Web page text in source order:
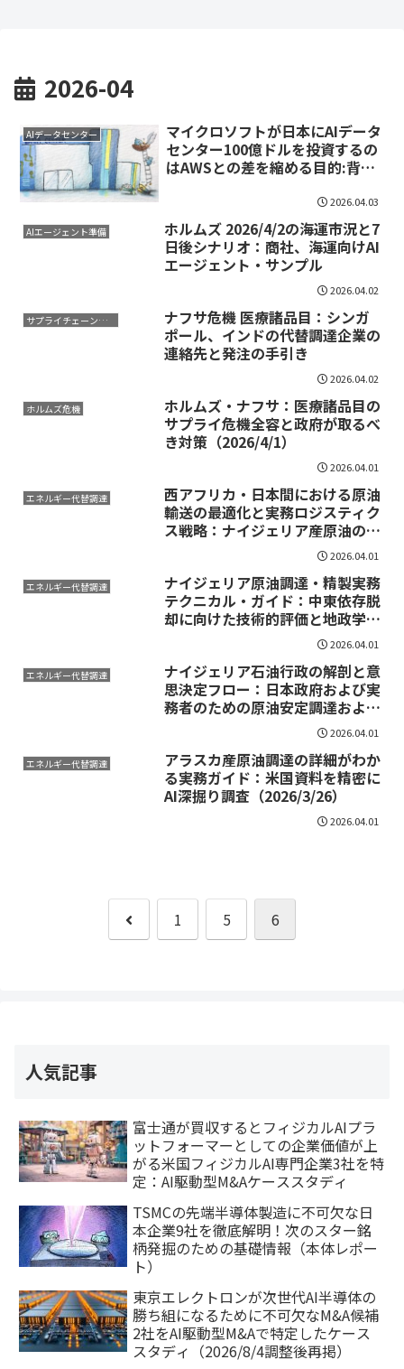
2026-04
AIデータセンター
マイクロソフトが日本にAIデータ
センター100億ドルを投資するの
はAWSとの差を縮める目的:背景
2026.04.03
AIエージェント準備
ホルムズ 2026/4/2の海運市況と7
日後シナリオ：商社、海運向けAI
エージェント・サンプル
2026.04.02
サプライチェーン危機
ナフサ危機 医療諸品目：シンガ
ポール、インドの代替調達企業の
連絡先と発注の手引き
2026.04.02
ホルムズ危機
ホルムズ・ナフサ：医療諸品目の
サプライ危機全容と政府が取るべ
き対策（2026/4/1）
2026.04.01
エネルギー代替調達
西アフリカ・日本間における原油
輸送の最適化と実務ロジスティク
ス戦略：ナイジェリア産原油の安
定調達マニュアル（2026年4月）
2026.04.01
エネルギー代替調達
ナイジェリア原油調達・精製実務
テクニカル・ガイド：中東依存脱
却に向けた技術的評価と地政学リ
スク分析（2026年4月）
2026.04.01
エネルギー代替調達
ナイジェリア石油行政の解剖と意
思決定フロー：日本政府および実
務者のための原油安定調達および
外交戦略策定報告書（2026年4
2026.04.01
エネルギー代替調達
アラスカ産原油調達の詳細がわか
る実務ガイド：米国資料を精密に
AI深掘り調査（2026/3/26）
2026.04.01
前
1 5 6
人気記事
富士通が買収するとフィジカルAIプラ
ットフォーマーとしての企業価値が上
がる米国フィジカルAI専門企業3社を特
定：AI駆動型M&Aケーススタディ
TSMCの先端半導体製造に不可欠な日
本企業9社を徹底解明！次のスター銘
柄発掘のための基礎情報（本体レポー
ト）
東京エレクトロンが次世代AI半導体の
勝ち組になるために不可欠なM&A候補
2社をAI駆動型M&Aで特定したケース
スタディ（2026/8/4調整後再掲）